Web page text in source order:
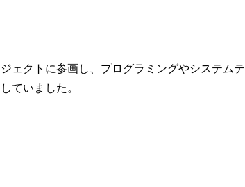
ェクトに参画し、プログラミングやシステムテ
ていました。